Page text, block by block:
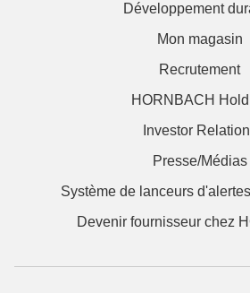
Développement
Mon magasin
Recrutement
HORNBACH
Investor
Presse/Médias
Système de lanceurs
Devenir fournisseur chez